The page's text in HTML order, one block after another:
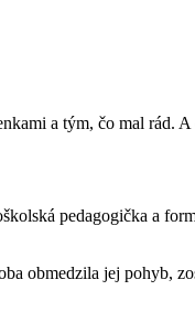
a tým, čo mal rád.
pedagogička a
obmedzila jej pohyb,